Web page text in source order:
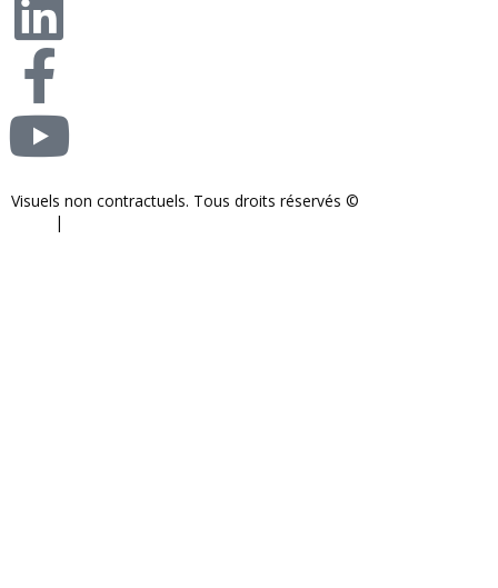
Visuels non contractuels. Tous droits réservés ©
|